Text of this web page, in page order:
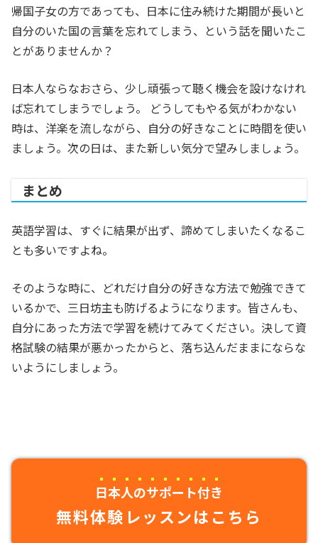
帰国子女の方であっても、日本に住み続けた期間が長いと
自分のいた国の言葉を忘れてしまう、という話を聞いたこ
とがありませんか？
日本人ならなおさら、少し頑張って聴く機会を設けなけれ
ば忘れてしまうでしょう。 どうしてもやる気がわかない
時は、洋楽を流しながら、自分の好きなことに時間を使い
ましょう。次の日は、また新しい気分で望みしましょう。
まとめ
英語学習は、すぐに結果が出ず、諦めてしまいたくなるこ
とも多いですよね。
そのような時に、どれだけ自分の好きな方法で勉強できて
いるかで、三日坊主も防げるようになります。皆さんも、
自分にあった方法で学習を続けてみてください。決して資
格試験の結果が悪かったからと、落ち込んだままにならな
いようにしましょう。
日本人のサポート付き
無料体験レッスンはこちら